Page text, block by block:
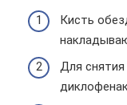
Кисть
Для